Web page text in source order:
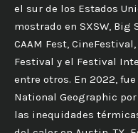
el sur de los Estados
mostrado en SXSW, Big
CAAM Fest,
Festival y el Festival
entre otros. En 2022,
National Geographic
las inequidades